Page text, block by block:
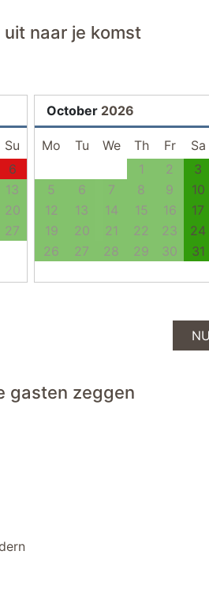
uit naar je komst
Su
6
13
20
27
October 2026
Mo Tu We Th Fr Sa
1
2 3
5
6 7 8 9 10
12
13 14 15 16 17
19
20 21 22 23 24
26
27 28 29 30 31
gasten zeggen